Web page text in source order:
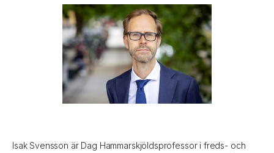
Isak Svensson är Dag Hammarskjöldsprofessor i freds- och